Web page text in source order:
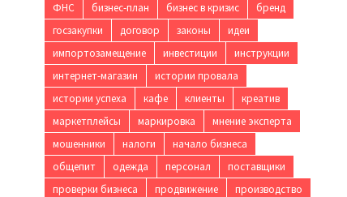
ФНС
бизнес-план бизнес в кризис
бренд
госзакупки
договор законы
идеи
импортозамещение
инвестиции
инструкции
интернет-магазин
истории провала
истории успеха
кафе клиенты
креатив
маркетплейсы
маркировка
мнение эксперта
мошенники
налоги
начало бизнеса
общепит
одежда персонал
поставщики
проверки бизнеса
продвижение
производство